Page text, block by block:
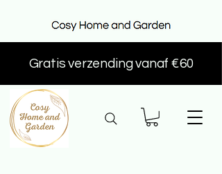
Gratis verzending vanaf €60